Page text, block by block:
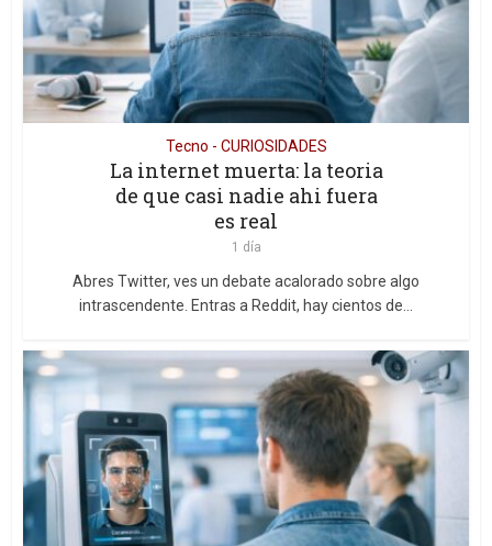
Tecno - CURIOSIDADES
La internet muerta: la teoria
de que casi nadie ahi fuera
es real
1 día
Abres Twitter, ves un debate acalorado sobre algo
intrascendente. Entras a Reddit, hay cientos de...